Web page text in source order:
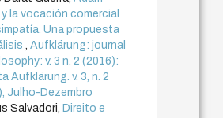
la vocación comercial
Una propuesta
,Aufklärung: journal
v. 3 n. 2 (2016):
Aufklärung. v. 3, n. 2
Julho-Dezembro
Salvadori, Direito e